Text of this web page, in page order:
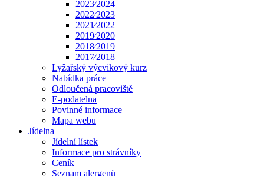
2023⁄2024
2022⁄2023
2021⁄2022
2019⁄2020
2018⁄2019
2017⁄2018
Lyžařský výcvikový kurz
Nabídka práce
Odloučená pracoviště
E-podatelna
Povinné informace
Mapa webu
Jídelna
Jídelní lístek
Informace pro strávníky
Ceník
Seznam alergenů